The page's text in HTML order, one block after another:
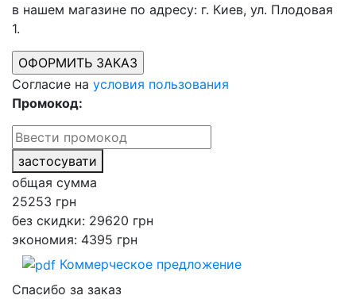
в нашем магазине по адресу: г. Киев, ул. Плодовая
1.
Согласие на условия пользования
Промокод:
застосувати
общая сумма
25253 грн
без скидки: 29620 грн
экономия: 4395 грн
Коммерческое предложение
Спасибо за заказ